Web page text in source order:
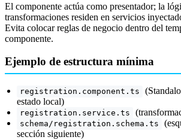
El componente actúa como presentador; la
transformaciones residen en servicios
Evita colocar reglas de negocio dentro del
componente.
Ejemplo de estructura mínima
registration.component.ts
estado local)
registration.service.ts
schema/registration.schema.ts
sección siguiente)